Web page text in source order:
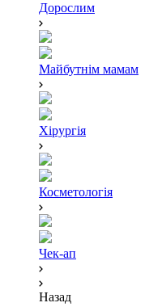
Дорослим
Майбутнім мамам
Хірургія
Косметологія
Чек-ап
Назад